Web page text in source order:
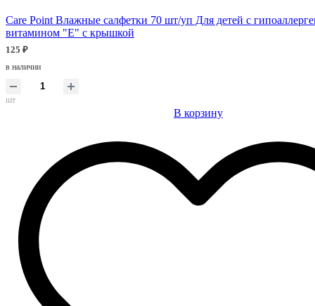
Care Point Влажные салфетки 70 шт/уп Для детей с
витамином "Е" с крышкой
125 ₽
в наличии
шт
В корзину